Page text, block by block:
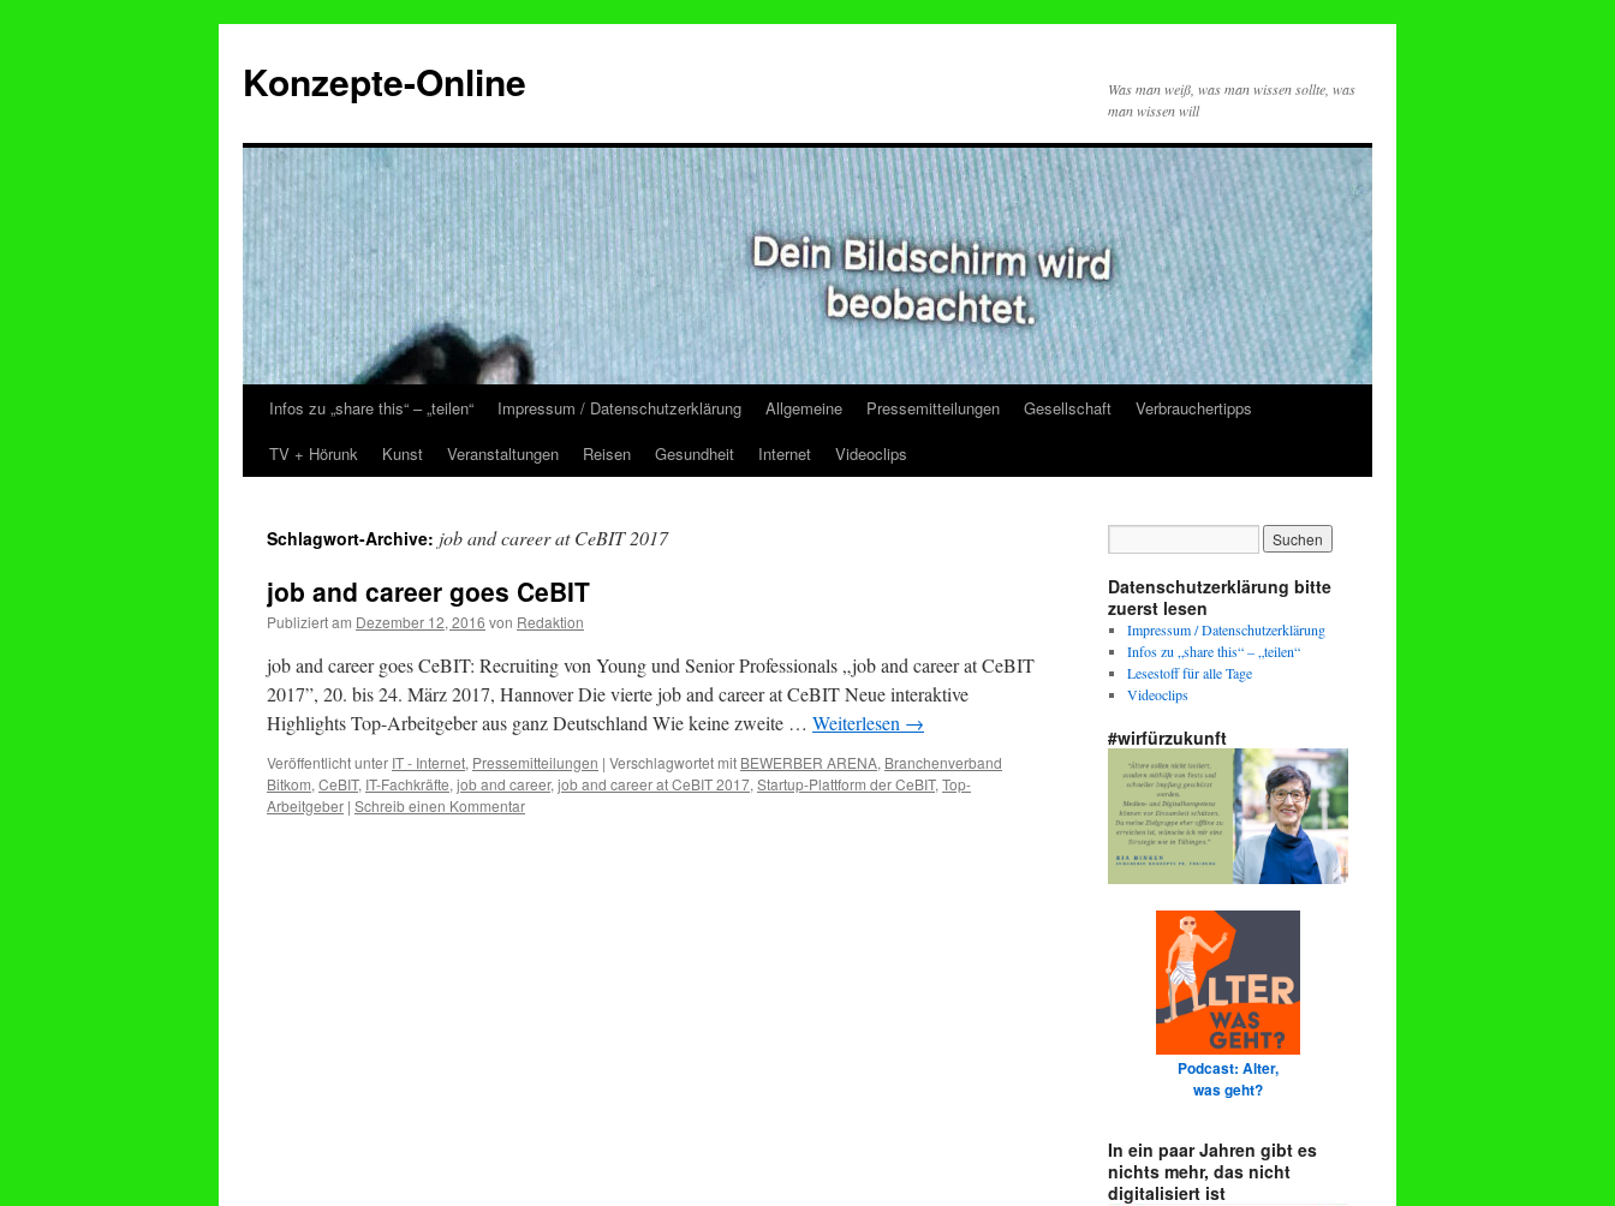
Konzepte-Online
Was man weiß, was man wissen sollte, was
man wissen will
Zum
Inhalt
Infos zu „share this“ – „teilen“ Impressum / Datenschutzerklärung Allgemeine Pressemitteilungen Gesellschaft
Verbrauchertipps
TV + Hörunk
Kunst Veranstaltungen Reisen Gesundheit Internet Videoclips
Schlagwort-Archive: job and career at CeBIT 2017
job and career goes CeBIT
Publiziert am Dezember 12, 2016 von Redaktion
job and career goes CeBIT: Recruiting von Young und Senior Professionals „job and career at CeBIT
2017”, 20. bis 24. März 2017, Hannover Die vierte job and career at CeBIT Neue interaktive
Highlights Top-Arbeitgeber aus ganz Deutschland Wie keine zweite … Weiterlesen →
Veröffentlicht unter IT - Internet, Pressemitteilungen | Verschlagwortet mit BEWERBER ARENA, Branchenverband
Bitkom, CeBIT, IT-Fachkräfte, job and career, job and career at CeBIT 2017, Startup-Plattform der CeBIT, Top-
Arbeitgeber | Schreib einen Kommentar
Datenschutzerklärung bitte
zuerst lesen
Impressum / Datenschutzerklärung
Infos zu „share this“ – „teilen“
Lesestoff für alle Tage
Videoclips
#wirfürzukunft
Podcast: Alter,
was geht?
In ein paar Jahren gibt es
nichts mehr, das nicht
digitalisiert ist